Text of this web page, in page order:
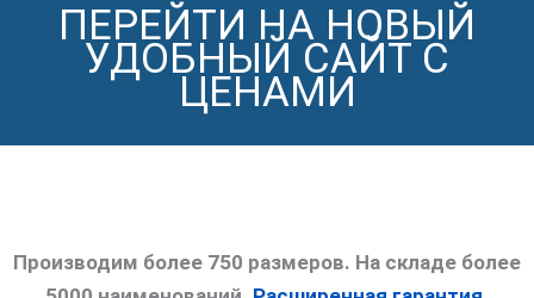
ПЕРЕЙТИ НА НОВЫЙ
УДОБНЫЙ САЙТ С
ЦЕНАМИ
Производим более 750 размеров. На складе более